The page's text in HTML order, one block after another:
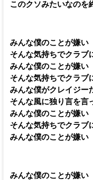
このクソみたいなのを
みんな僕のことが嫌い
そんな気持ちでクラブ
みんな僕のことが嫌い
そんな気持ちでクラブ
みんな僕がクレイジー
そんな風に独り言を言
みんな僕のことが嫌い
そんな気持ちでクラブ
みんな僕のことが嫌い
みんな僕のことが嫌い